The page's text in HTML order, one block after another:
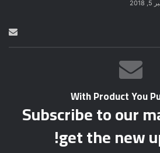
With Product You
Subscribe to our
get the new